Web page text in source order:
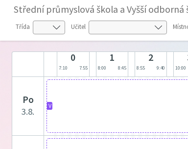
Střední průmyslová škola a Vyšší
Třída Učitel
0
7:10 7:55
1
8:00 8:45
2
8:55 9:40 10:00
po
3.8.
V